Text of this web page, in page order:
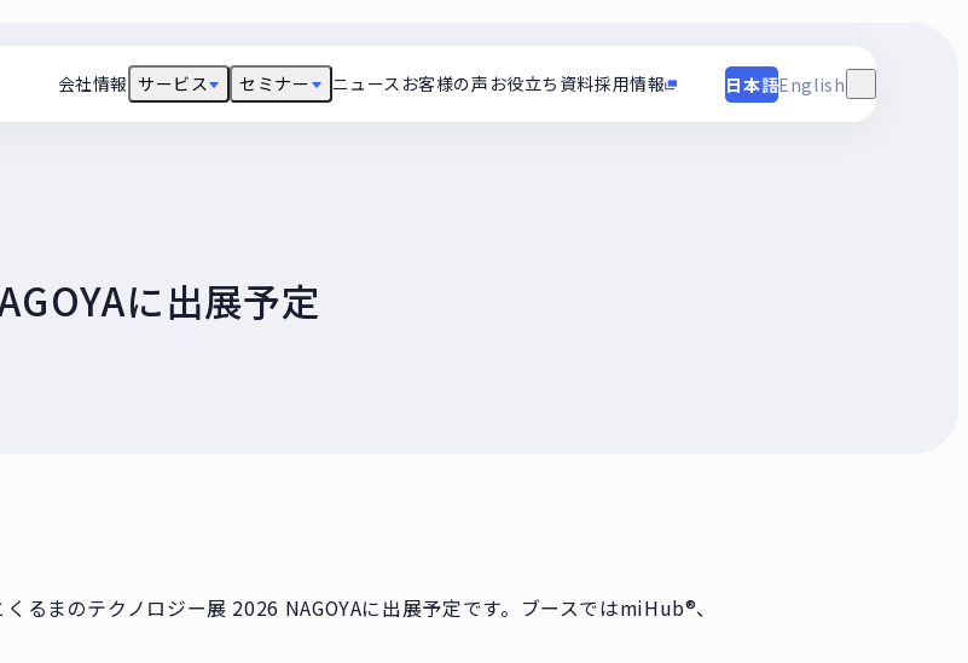
会社情報 サービス セミナー ニュース お客様の声 お役立ち資料採用情報 日本語English
に出展予定
るまのテクノロジー展 2026 NAGOYAに出展予定です。ブースではmiHub®、